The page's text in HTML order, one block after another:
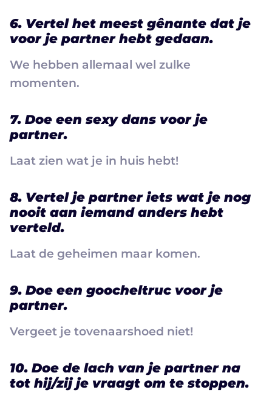
6. Vertel het meest gênante dat je
voor je partner hebt gedaan.
We hebben allemaal wel zulke
momenten.
7. Doe een sexy dans voor je
partner.
Laat zien wat je in huis hebt!
8. Vertel je partner iets wat je nog
nooit aan iemand anders hebt
verteld.
Laat de geheimen maar komen.
9. Doe een goocheltruc voor je
partner.
Vergeet je tovenaarshoed niet!
10. Doe de lach van je partner na
tot hij/zij je vraagt om te stoppen.